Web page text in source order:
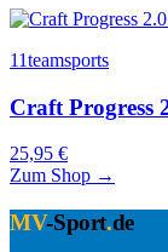
11teamsports
Craft Progress
25,95 €
Zum Shop →
MV-Sport.de